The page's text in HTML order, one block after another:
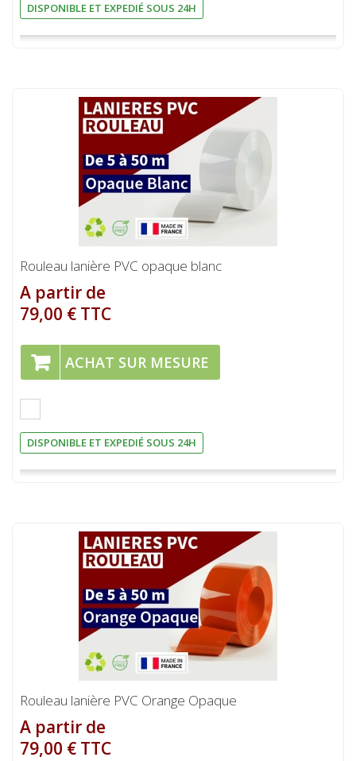
DISPONIBLE ET EXPEDIÉ SOUS 24H
Rouleau lanière PVC opaque blanc
A partir de
79,00 € TTC
ACHAT SUR MESURE
DISPONIBLE ET EXPEDIÉ SOUS 24H
Rouleau lanière PVC Orange Opaque
A partir de
79,00 € TTC